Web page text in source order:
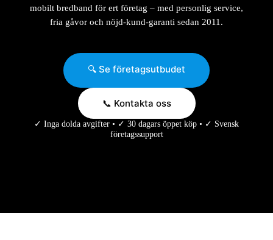
mobilt bredband för ert företag – med personlig service,
fria gåvor och nöjd-kund-garanti sedan 2011.
🔍 Se företagsutbudet
📞 Kontakta oss
✓ Inga dolda avgifter • ✓ 30 dagars öppet köp • ✓ Svensk
företagssupport